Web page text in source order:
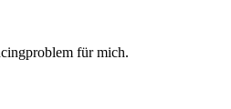
für mich.